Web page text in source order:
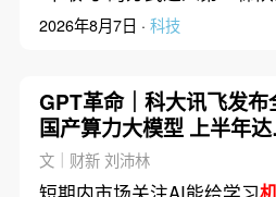
2026年8月7日 · 科技
GPT革命｜科大讯飞发布
国产算力大模型 上半年
OpenAI目前水平
文｜财新 刘沛林